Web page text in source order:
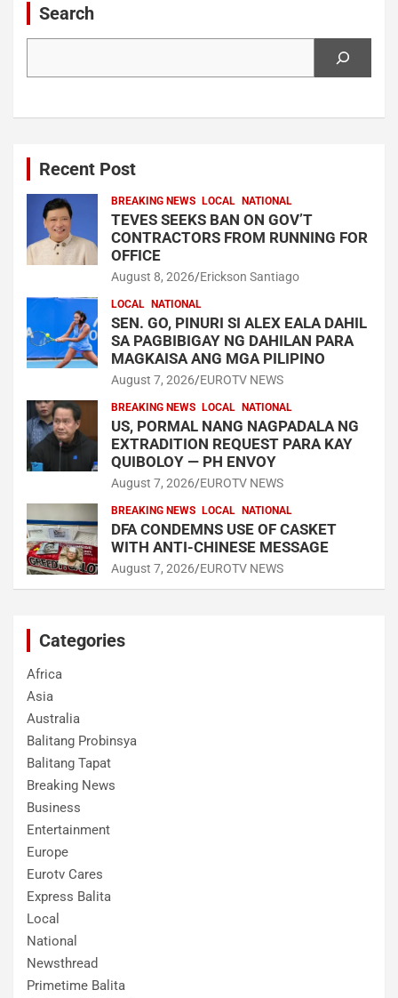
Search
Recent Post
BREAKING NEWS LOCAL NATIONAL
TEVES SEEKS BAN ON GOV’T
CONTRACTORS FROM RUNNING FOR
OFFICE
August 8, 2026 Erickson Santiago
LOCAL NATIONAL
SEN. GO, PINURI SI ALEX EALA DAHIL
SA PAGBIBIGAY NG DAHILAN PARA
MAGKAISA ANG MGA PILIPINO
August 7, 2026 EUROTV NEWS
BREAKING NEWS LOCAL NATIONAL
US, PORMAL NANG NAGPADALA NG
EXTRADITION REQUEST PARA KAY
QUIBOLOY — PH ENVOY
August 7, 2026 EUROTV NEWS
BREAKING NEWS LOCAL NATIONAL
DFA CONDEMNS USE OF CASKET
WITH ANTI-CHINESE MESSAGE
August 7, 2026 EUROTV NEWS
Categories
Africa
Asia
Australia
Balitang Probinsya
Balitang Tapat
Breaking News
Business
Entertainment
Europe
Eurotv Cares
Express Balita
Local
National
Newsthread
Primetime Balita